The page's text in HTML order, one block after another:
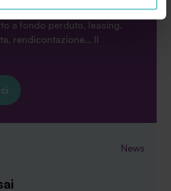
implementati ad esclusione di
necessari per il funzionamento del
TUTTI” invece accetterai di
Chiudendo questo banner
cookie necessari al
Per tutte le informazioni complete
le "Informazioni sui Cookie" qui
a fondo perduto, leasing,
rendicontazione… Il
News